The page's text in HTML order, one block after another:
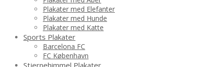
Plakater med Elefanter
Plakater med Hunde
Plakater med Katte
Sports Plakater
Barcelona FC
FC København